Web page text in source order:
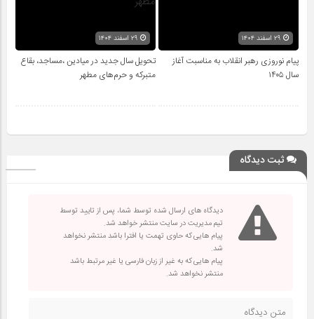
پیام نوروزی رهبر انقلاب به مناسبت آغاز
سال ۱۴۰۵
تحویل سال‌ جدید در میادین ،مساجد، بقاع
متبرکه‌ و حرم‌های‌ مطهر
ثبت دیدگاه
دیدگاه های ارسال شده توسط شما، پس از تایید توسط
تیم مدیریت در سایت منتشر خواهد شد.
پیام هایی که حاوی تهمت یا افترا باشد منتشر نخواهد
شد.
پیام هایی که به غیر از زبان فارسی یا غیر مرتبط باشد
منتشر نخواهد شد.